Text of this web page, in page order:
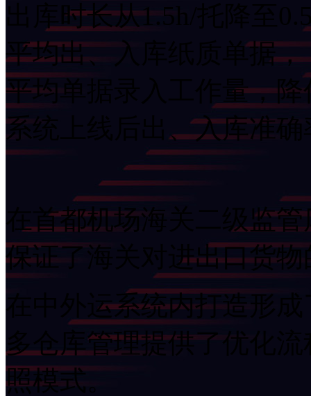
出库时长从1.5h/托降至
平均出、入库纸质单据
平均单据录入工作量，
系统上线后出、入库准
在首都机场海关二级监管
保证了海关对进出口货
在中外运系统内打造形成
多仓库管理提供了优化流程
照模式。